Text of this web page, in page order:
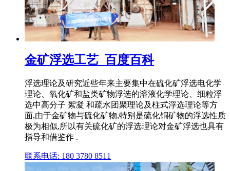
金矿浮选工艺_百度百科
浮选理论及研究近些年来主要集中在硫化矿浮选电化学
理论、氧化矿和盐类矿物浮选的溶液化学理论、细粒浮
选中高分子 絮凝 和疏水团聚理论及柱式浮选理论等方
面,由于金矿物与硫化矿物,特别是硫化铜矿物的浮选性质
极为相似,所以有关硫化矿的浮选理论对金矿浮选也具有
指导和借鉴作 .
联系电话: 180 3780 8511